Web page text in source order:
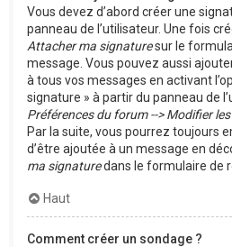
Vous devez d’abord créer une
panneau de l’utilisateur. Une fois
Attacher ma signaturesur le
message. Vous pouvez aussi
à tous vos messages en activant
signature » à partir du panneau de
Préférences du forum --> Modifier
Par la suite, vous pourrez toujours
d’être ajoutée à un message en
ma signaturedans le formulaire de
Haut
Comment créer un sondage ?